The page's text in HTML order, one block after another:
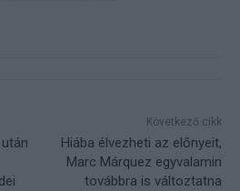
Következő cikk
Hiába élvezheti az előnyeit,
Marc Márquez egyvalamin
továbbra is változtatna